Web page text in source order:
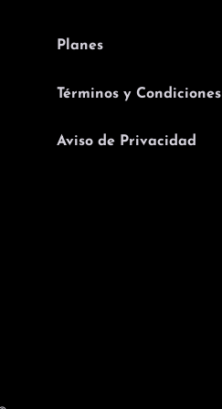
Planes
Términos y Condiciones
Aviso de Privacidad